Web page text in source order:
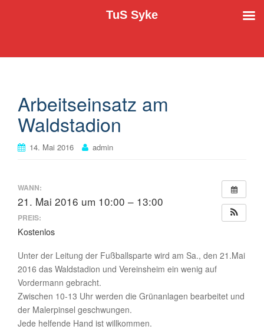
Arbeitseinsatz am
Waldstadion
14. Mai 2016 admin
WANN:
21. Mai 2016 um 10:00 – 13:00
PREIS:
Kostenlos
Unter der Leitung der Fußballsparte wird am Sa., den 21.Mai
2016 das Waldstadion und Vereinsheim ein wenig auf
Vordermann gebracht.
Zwischen 10-13 Uhr werden die Grünanlagen bearbeitet und
der Malerpinsel geschwungen.
Jede helfende Hand ist willkommen.
TuS Syke